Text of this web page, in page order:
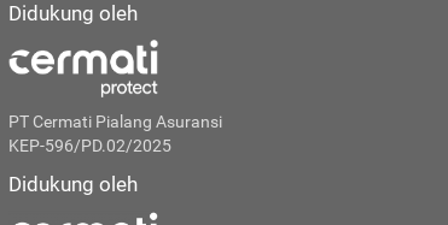
Didukung oleh
PT Cermati Pialang Asuransi
KEP-596/PD.02/2025
Didukung oleh